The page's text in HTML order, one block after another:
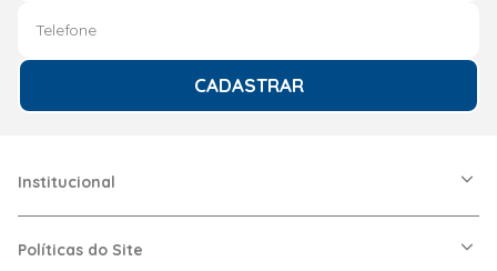
CADASTRAR
Institucional
Nossas Lojas
Políticas do Site